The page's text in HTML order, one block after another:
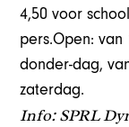
4,50 voor
pers.Open:
donder-dag,
zaterdag.
Info: SPRL